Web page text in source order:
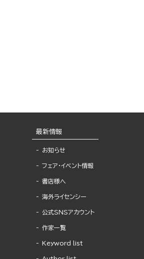
最新情報
お知らせ
フェア・イベント情報
書店様へ
海外ライセンシー
公式SNSアカウント
作家一覧
Keyword list